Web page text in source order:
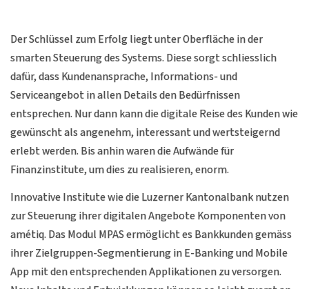
Der Schlüssel zum Erfolg liegt unter Oberfläche in der
smarten Steuerung des Systems. Diese sorgt schliesslich
dafür, dass Kundenansprache, Informations- und
Serviceangebot in allen Details den Bedürfnissen
entsprechen. Nur dann kann die digitale Reise des Kunden wie
gewünscht als angenehm, interessant und wertsteigernd
erlebt werden. Bis anhin waren die Aufwände für
Finanzinstitute, um dies zu realisieren, enorm.
Innovative Institute wie die Luzerner Kantonalbank nutzen
zur Steuerung ihrer digitalen Angebote Komponenten von
amétiq. Das Modul MPAS ermöglicht es Bankkunden gemäss
ihrer Zielgruppen-Segmentierung in E-Banking und Mobile
App mit den entsprechenden Applikationen zu versorgen.